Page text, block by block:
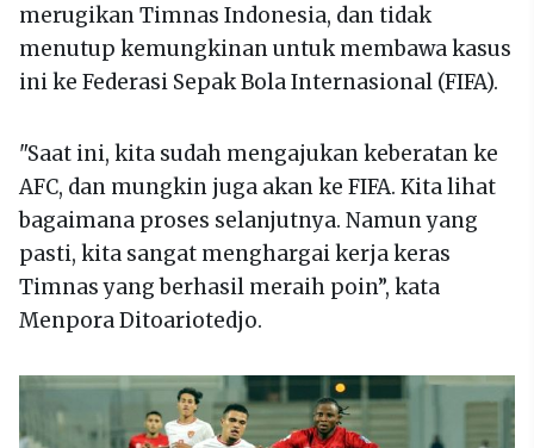
merugikan Timnas Indonesia, dan tidak
menutup kemungkinan untuk membawa kasus
ini ke Federasi Sepak Bola Internasional (FIFA).
"Saat ini, kita sudah mengajukan keberatan ke
AFC, dan mungkin juga akan ke FIFA. Kita lihat
bagaimana proses selanjutnya. Namun yang
pasti, kita sangat menghargai kerja keras
Timnas yang berhasil meraih poin”, kata
Menpora Ditoariotedjo.